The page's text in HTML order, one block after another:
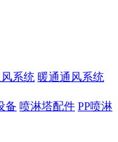
系统 暖通通风系统
备 喷淋塔配件 PP喷淋